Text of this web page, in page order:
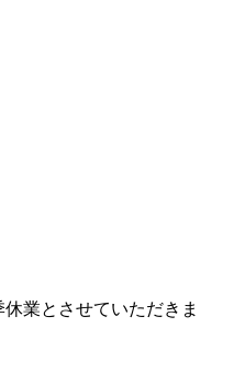
業とさせていただきま